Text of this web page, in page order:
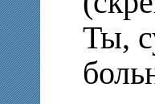
Ты,